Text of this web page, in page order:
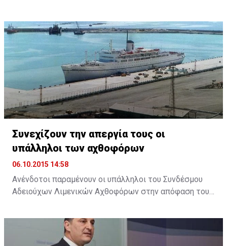
της Δημοκρατίας ο Πρόεδρος του Συμβουλίου
Ανδρέας Πουλλικάς. Παραλαμβάνοντας την Έκθεση, ο
Πρόεδρος Αναστασιάδης εξήρε το ρόλο του
Συμβουλίου και ανάλογων φορέων, σημειώνοντας ότι
θα υπάρχει ακόμη μεγαλύτερη αξιοποίηση του
επιστημονικού προσωπικού ...
Συνεχίζουν την απεργία τους οι
υπάλληλοι των αχθοφόρων
06.10.2015 14:58
Ανένδοτοι παραμένουν οι υπάλληλοι του Συνδέσμου
Αδειούχων Λιμενικών Αχθοφόρων στην απόφαση τους
άμεση καταβολή της αποζημίωσης που συμφωνήθηκε,
στο πλαίσιο της εμπορικοποίησης των υπηρεσιών του
λιμανιού.